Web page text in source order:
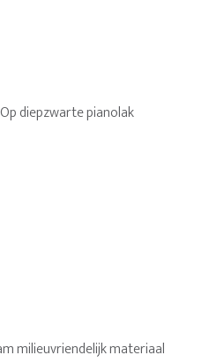
diepzwarte pianolak
milieuvriendelijk materiaal